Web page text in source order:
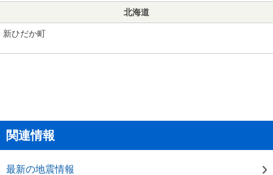
北海道
新ひだか町
関連情報
最新の地震情報